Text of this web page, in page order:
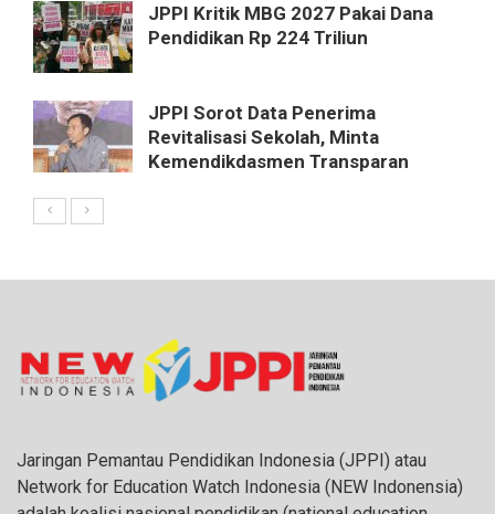
JPPI Kritik MBG 2027 Pakai Dana
Pendidikan Rp 224 Triliun
JPPI Sorot Data Penerima
Revitalisasi Sekolah, Minta
Kemendikdasmen Transparan
Jaringan Pemantau Pendidikan Indonesia (JPPI) atau
Network for Education Watch Indonesia (NEW Indonensia)